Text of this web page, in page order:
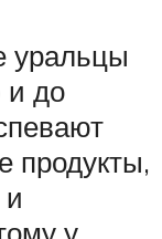
уральцы
и до
продукты,